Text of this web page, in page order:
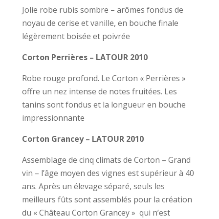
Jolie robe rubis sombre – arômes fondus de
noyau de cerise et vanille, en bouche finale
légèrement boisée et poivrée
Corton Perrières – LATOUR 2010
Robe rouge profond. Le Corton « Perrières »
offre un nez intense de notes fruitées. Les
tanins sont fondus et la longueur en bouche
impressionnante
Corton Grancey – LATOUR 2010
Assemblage de cinq climats de Corton – Grand
vin – l’âge moyen des vignes est supérieur à 40
ans. Après un élevage séparé, seuls les
meilleurs fûts sont assemblés pour la création
du « Château Corton Grancey » qui n’est